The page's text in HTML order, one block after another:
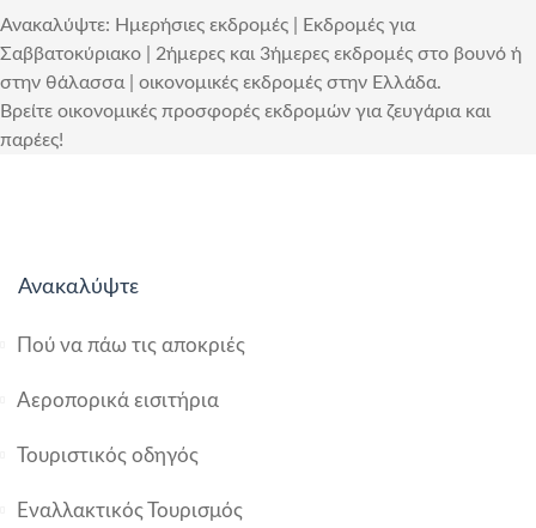
Ανακαλύψτε: Ημερήσιες εκδρομές | Εκδρομές για
Σαββατοκύριακο | 2ήμερες και 3ήμερες εκδρομές στο βουνό ή
στην θάλασσα | οικονομικές εκδρομές στην Ελλάδα.
Βρείτε οικονομικές προσφορές εκδρομών για ζευγάρια και
παρέες!
Ανακαλύψτε
Πού να πάω τις αποκριές
Αεροπορικά εισιτήρια
Τουριστικός οδηγός
Εναλλακτικός Τουρισμός